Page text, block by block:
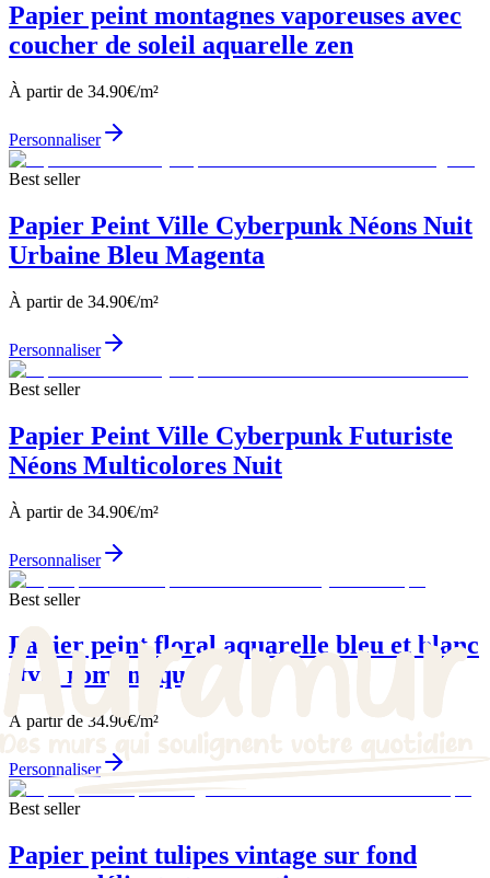
Papier peint montagnes vaporeuses avec
coucher de soleil aquarelle zen
À partir de 34.90€/m²
Personnaliser
Best seller
Papier Peint Ville Cyberpunk Néons Nuit
Urbaine Bleu Magenta
À partir de 34.90€/m²
Personnaliser
Best seller
Papier Peint Ville Cyberpunk Futuriste
Néons Multicolores Nuit
À partir de 34.90€/m²
Personnaliser
Best seller
Papier peint floral aquarelle bleu et blanc
style romantique
À partir de 34.90€/m²
Personnaliser
Best seller
Papier peint tulipes vintage sur fond